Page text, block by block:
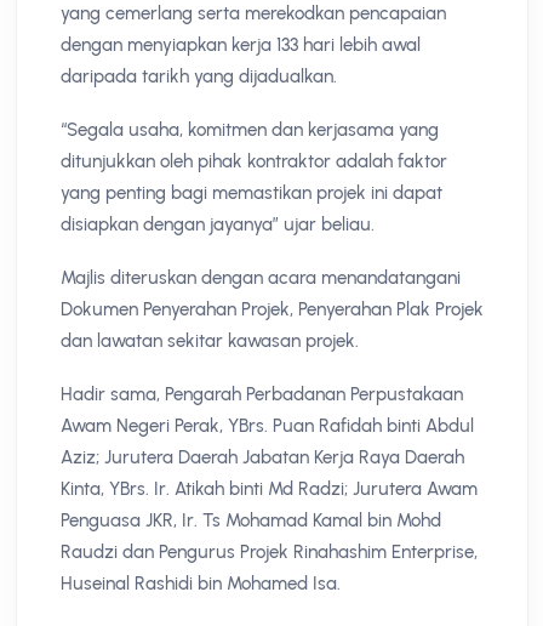
yang cemerlang serta merekodkan pencapaian
dengan menyiapkan kerja 133 hari lebih awal
daripada tarikh yang dijadualkan.
“Segala usaha, komitmen dan kerjasama yang
ditunjukkan oleh pihak kontraktor adalah faktor
yang penting bagi memastikan projek ini dapat
disiapkan dengan jayanya” ujar beliau.
Majlis diteruskan dengan acara menandatangani
Dokumen Penyerahan Projek, Penyerahan Plak Projek
dan lawatan sekitar kawasan projek.
Hadir sama, Pengarah Perbadanan Perpustakaan
Awam Negeri Perak, YBrs. Puan Rafidah binti Abdul
Aziz; Jurutera Daerah Jabatan Kerja Raya Daerah
Kinta, YBrs. Ir. Atikah binti Md Radzi; Jurutera Awam
Penguasa JKR, Ir. Ts Mohamad Kamal bin Mohd
Raudzi dan Pengurus Projek Rinahashim Enterprise,
Huseinal Rashidi bin Mohamed Isa.